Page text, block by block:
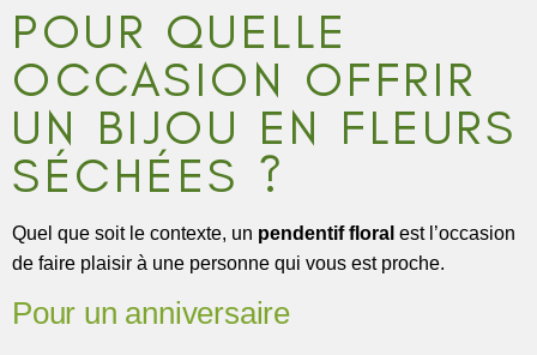
POUR QUELLE
OCCASION OFFRIR
UN BIJOU EN FLEURS
SÉCHÉES ?
Quel que soit le contexte, un pendentif floral est l’occasion
de faire plaisir à une personne qui vous est proche.
Pour un anniversaire